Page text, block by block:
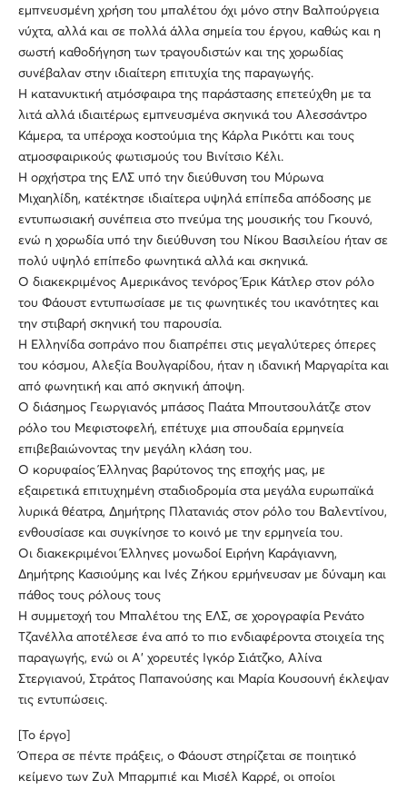
εμπνευσμένη χρήση του μπαλέτου όχι μόνο στην Βαλπούργεια
νύχτα, αλλά και σε πολλά άλλα σημεία του έργου, καθώς και η
σωστή καθοδήγηση των τραγουδιστών και της χορωδίας
συνέβαλαν στην ιδιαίτερη επιτυχία της παραγωγής.
Η κατανυκτική ατμόσφαιρα της παράστασης επετεύχθη με τα
λιτά αλλά ιδιαιτέρως εμπνευσμένα σκηνικά του Αλεσσάντρο
Κάμερα, τα υπέροχα κοστούμια της Κάρλα Ρικόττι και τους
ατμοσφαιρικούς φωτισμούς του Βινίτσιο Κέλι.
Η ορχήστρα της ΕΛΣ υπό την διεύθυνση του Μύρωνα
Μιχαηλίδη, κατέκτησε ιδιαίτερα υψηλά επίπεδα απόδοσης με
εντυπωσιακή συνέπεια στο πνεύμα της μουσικής του Γκουνό,
ενώ η χορωδία υπό την διεύθυνση του Νίκου Βασιλείου ήταν σε
πολύ υψηλό επίπεδο φωνητικά αλλά και σκηνικά.
Ο διακεκριμένος Αμερικάνος τενόρος Έρικ Κάτλερ στον ρόλο
του Φάουστ εντυπωσίασε με τις φωνητικές του ικανότητες και
την στιβαρή σκηνική του παρουσία.
Η Ελληνίδα σοπράνο που διαπρέπει στις μεγαλύτερες όπερες
του κόσμου, Αλεξία Βουλγαρίδου, ήταν η ιδανική Μαργαρίτα και
από φωνητική και από σκηνική άποψη.
Ο διάσημος Γεωργιανός μπάσος Παάτα Μπουτσουλάτζε στον
ρόλο του Μεφιστοφελή, επέτυχε μια σπουδαία ερμηνεία
επιβεβαιώνοντας την μεγάλη κλάση του.
Ο κορυφαίος Έλληνας βαρύτονος της εποχής μας, με
εξαιρετικά επιτυχημένη σταδιοδρομία στα μεγάλα ευρωπαϊκά
λυρικά θέατρα, Δημήτρης Πλατανιάς στον ρόλο του Βαλεντίνου,
ενθουσίασε και συγκίνησε το κοινό με την ερμηνεία του.
Οι διακεκριμένοι Έλληνες μονωδοί Ειρήνη Καράγιαννη,
Δημήτρης Κασιούμης και Ινές Ζήκου ερμήνευσαν με δύναμη και
πάθος τους ρόλους τους
Η συμμετοχή του Μπαλέτου της ΕΛΣ, σε χορογραφία Ρενάτο
Τζανέλλα αποτέλεσε ένα από το πιο ενδιαφέροντα στοιχεία της
παραγωγής, ενώ οι Α' χορευτές Ιγκόρ Σιάτζκο, Αλίνα
Στεργιανού, Στράτος Παπανούσης και Μαρία Κουσουνή έκλεψαν
τις εντυπώσεις.
[Το έργο]
Όπερα σε πέντε πράξεις, ο Φάουστ στηρίζεται σε ποιητικό
κείμενο των Ζυλ Μπαρμπιέ και Μισέλ Καρρέ, οι οποίοι